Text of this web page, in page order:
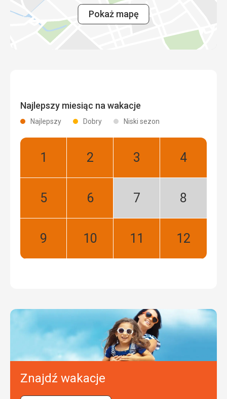
Pokaż mapę
Najlepszy miesiąc na wakacje
Najlepszy Dobry Niski sezon
Styczeń:
Luty:
Marzec:
Kwiecień:
Maj:
Czerwiec:
Lipiec:
Sierpień:
Wrzesień:
Październik:
Listopad:
Grudzień:
Najlepszy
Znajdź wakacje